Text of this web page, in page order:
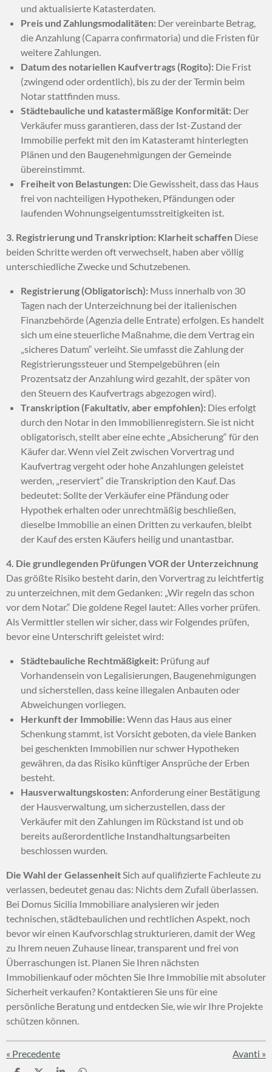
und aktualisierte Katasterdaten.
Preis und Zahlungsmodalitäten: Der vereinbarte Betrag,
die Anzahlung (Caparra confirmatoria) und die Fristen für
weitere Zahlungen.
Datum des notariellen Kaufvertrags (Rogito): Die Frist
(zwingend oder ordentlich), bis zu der der Termin beim
Notar stattfinden muss.
Städtebauliche und katastermäßige Konformität: Der
Verkäufer muss garantieren, dass der Ist-Zustand der
Immobilie perfekt mit den im Katasteramt hinterlegten
Plänen und den Baugenehmigungen der Gemeinde
übereinstimmt.
Freiheit von Belastungen: Die Gewissheit, dass das Haus
frei von nachteiligen Hypotheken, Pfändungen oder
laufenden Wohnungseigentumsstreitigkeiten ist.
3. Registrierung und Transkription: Klarheit schaffen Diese
beiden Schritte werden oft verwechselt, haben aber völlig
unterschiedliche Zwecke und Schutzebenen.
Registrierung (Obligatorisch): Muss innerhalb von 30
Tagen nach der Unterzeichnung bei der italienischen
Finanzbehörde (Agenzia delle Entrate) erfolgen. Es handelt
sich um eine steuerliche Maßnahme, die dem Vertrag ein
„sicheres Datum“ verleiht. Sie umfasst die Zahlung der
Registrierungssteuer und Stempelgebühren (ein
Prozentsatz der Anzahlung wird gezahlt, der später von
den Steuern des Kaufvertrags abgezogen wird).
Transkription (Fakultativ, aber empfohlen): Dies erfolgt
durch den Notar in den Immobilienregistern. Sie ist nicht
obligatorisch, stellt aber eine echte „Absicherung“ für den
Käufer dar. Wenn viel Zeit zwischen Vorvertrag und
Kaufvertrag vergeht oder hohe Anzahlungen geleistet
werden,
„reserviert“ die Transkription den Kauf. Das
bedeutet: Sollte der Verkäufer eine Pfändung oder
Hypothek erhalten oder unrechtmäßig beschließen,
dieselbe Immobilie an einen Dritten zu verkaufen, bleibt
der Kauf des ersten Käufers heilig und unantastbar.
4. Die grundlegenden Prüfungen VOR der Unterzeichnung
Das größte Risiko besteht darin, den Vorvertrag zu leichtfertig
zu unterzeichnen, mit dem Gedanken: „Wir regeln das schon
vor dem Notar.“ Die goldene Regel lautet: Alles vorher prüfen.
Als Vermittler stellen wir sicher, dass wir Folgendes prüfen,
bevor eine Unterschrift geleistet wird:
Städtebauliche Rechtmäßigkeit: Prüfung auf
Vorhandensein von Legalisierungen, Baugenehmigungen
und sicherstellen, dass keine illegalen Anbauten oder
Abweichungen vorliegen.
Herkunft der Immobilie:Wenn das Haus aus einer
Schenkung stammt, ist Vorsicht geboten, da viele Banken
bei geschenkten Immobilien nur schwer Hypotheken
gewähren, da das Risiko künftiger Ansprüche der Erben
besteht.
Hausverwaltungskosten: Anforderung einer Bestätigung
der Hausverwaltung, um sicherzustellen, dass der
Verkäufer mit den Zahlungen im Rückstand ist und ob
bereits außerordentliche Instandhaltungsarbeiten
beschlossen wurden.
Die Wahl der Gelassenheit Sich auf qualifizierte Fachleute zu
verlassen, bedeutet genau das: Nichts dem Zufall überlassen.
Bei Domus Sicilia Immobiliare analysieren wir jeden
technischen, städtebaulichen und rechtlichen Aspekt, noch
bevor wir einen Kaufvorschlag strukturieren, damit der Weg
zu Ihrem neuen Zuhause linear, transparent und frei von
Überraschungen ist. Planen Sie Ihren nächsten
Immobilienkauf oder möchten Sie Ihre Immobilie mit absoluter
Sicherheit verkaufen? Kontaktieren Sie uns für eine
persönliche Beratung und entdecken Sie, wie wir Ihre Projekte
schützen können.
« Precedente Avanti »